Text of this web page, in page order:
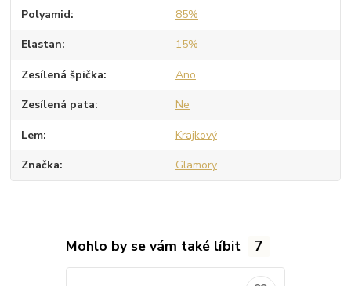
Polyamid 85%
Elastan 15%
Zesílená špička Ano
Zesílená pata Ne
Lem Krajkový
Značka Glamory
Mohlo by se vám také líbit 7